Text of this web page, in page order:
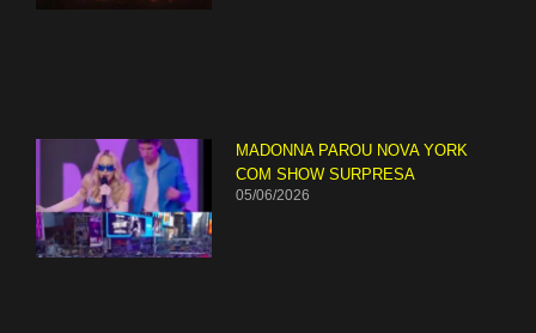
MADONNA PAROU NOVA YORK
COM SHOW SURPRESA
05/06/2026